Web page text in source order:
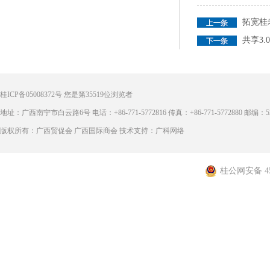
拓宽
共享
桂ICP备05008372号 您是第35519位浏览者
地址：广西南宁市白云路6号 电话：+86-771-5772816 传真：+86-771-5772880 邮编：
版权所有：广西贸促会 广西国际商会 技术支持：广科网络
桂公网安备